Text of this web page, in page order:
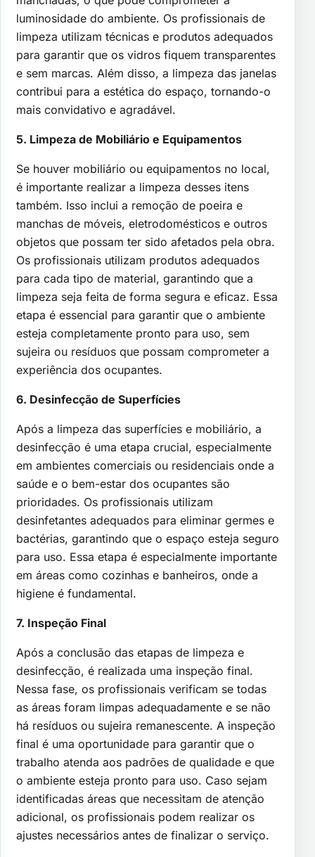
luminosidade do ambiente. Os profissionais de
limpeza utilizam técnicas e produtos adequados
para garantir que os vidros fiquem transparentes
e sem marcas. Além disso, a limpeza das janelas
contribui para a estética do espaço, tornando-o
mais convidativo e agradável.
5. Limpeza de Mobiliário e Equipamentos
Se houver mobiliário ou equipamentos no local,
é importante realizar a limpeza desses itens
também. Isso inclui a remoção de poeira e
manchas de móveis, eletrodomésticos e outros
objetos que possam ter sido afetados pela obra.
Os profissionais utilizam produtos adequados
para cada tipo de material, garantindo que a
limpeza seja feita de forma segura e eficaz. Essa
etapa é essencial para garantir que o ambiente
esteja completamente pronto para uso, sem
sujeira ou resíduos que possam comprometer a
experiência dos ocupantes.
6. Desinfecção de Superfícies
Após a limpeza das superfícies e mobiliário, a
desinfecção é uma etapa crucial, especialmente
em ambientes comerciais ou residenciais onde a
saúde e o bem-estar dos ocupantes são
prioridades. Os profissionais utilizam
desinfetantes adequados para eliminar germes e
bactérias, garantindo que o espaço esteja seguro
para uso. Essa etapa é especialmente importante
em áreas como cozinhas e banheiros, onde a
higiene é fundamental.
7. Inspeção Final
Após a conclusão das etapas de limpeza e
desinfecção, é realizada uma inspeção final.
Nessa fase, os profissionais verificam se todas
as áreas foram limpas adequadamente e se não
há resíduos ou sujeira remanescente. A inspeção
final é uma oportunidade para garantir que o
trabalho atenda aos padrões de qualidade e que
o ambiente esteja pronto para uso. Caso sejam
identificadas áreas que necessitam de atenção
adicional, os profissionais podem realizar os
ajustes necessários antes de finalizar o serviço.